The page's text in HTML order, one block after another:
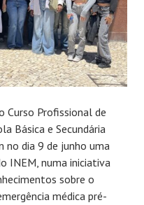
Curso Profissional de
Básica e Secundária
no dia 9 de junho uma
INEM, numa iniciativa
sobre o
médica pré-